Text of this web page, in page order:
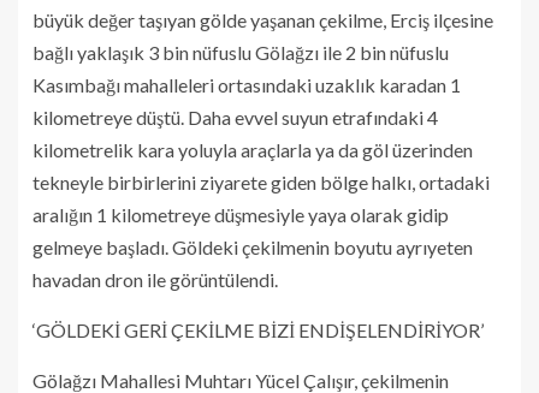
büyük değer taşıyan gölde yaşanan çekilme, Erciş ilçesine
bağlı yaklaşık 3 bin nüfuslu Gölağzı ile 2 bin nüfuslu
Kasımbağı mahalleleri ortasındaki uzaklık karadan 1
kilometreye düştü. Daha evvel suyun etrafındaki 4
kilometrelik kara yoluyla araçlarla ya da göl üzerinden
tekneyle birbirlerini ziyarete giden bölge halkı, ortadaki
aralığın 1 kilometreye düşmesiyle yaya olarak gidip
gelmeye başladı. Göldeki çekilmenin boyutu ayrıyeten
havadan dron ile görüntülendi.
‘GÖLDEKİ GERİ ÇEKİLME BİZİ ENDİŞELENDİRİYOR’
Gölağzı Mahallesi Muhtarı Yücel Çalışır, çekilmenin